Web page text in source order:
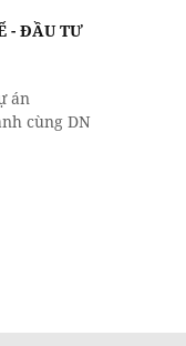
- ĐẦU TƯ
án
cùng DN